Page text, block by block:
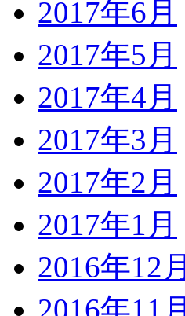
2017年6月
2017年5月
2017年4月
2017年3月
2017年2月
2017年1月
2016年12月
2016年11月